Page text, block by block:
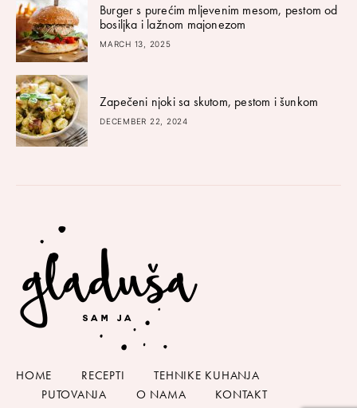
Burger s purećim mljevenim mesom, pestom od
bosiljka i lažnom majonezom
MARCH 13, 2025
Zapečeni njoki sa skutom, pestom i šunkom
DECEMBER 22, 2024
HOME RECEPTI
TEHNIKE KUHANJA
PUTOVANJA
O NAMA KONTAKT